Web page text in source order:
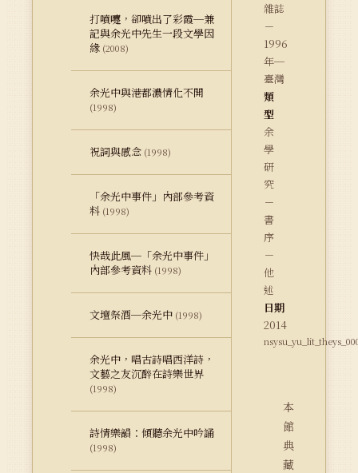
打噴嚏，卻噴出了彩霞─兼
記與余光中先生一段文學因
緣 (2008)
余光中與港都濃情化不開
(1998)
祝詞與感念 (1998)
「余光中事件」內部參考資
料 (1998)
快哉此風─「余光中事件」
內部參考資料 (1998)
文壇祭酒─余光中 (1998)
余光中，唱古詩唱西洋詩，
文藝之友沉醉在詩樂世界
(1998)
詩情樂韻：傾聽余光中吟誦
(1998)
雜誌
－
1996
年─
臺灣
類
型
余
學
研
究
－
書
序
－
他
述
日期
2014
本
館
典
藏